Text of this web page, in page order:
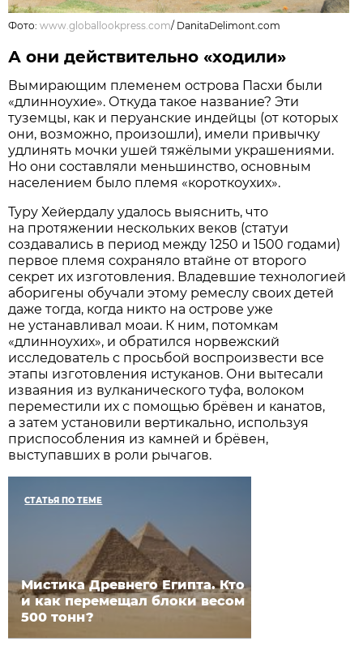
Фото:www.globallookpress.com/ DanitaDelimont.com
А они действительно «ходили»
Вымирающим племенем острова Пасхи были
«длинноухие». Откуда такое название? Эти
туземцы, как и перуанские индейцы (от которых
они, возможно, произошли), имели привычку
удлинять мочки ушей тяжёлыми украшениями.
Но они составляли меньшинство, основным
населением было племя «короткоухих».
Туру Хейердалу удалось выяснить, что
на протяжении нескольких веков (статуи
создавались в период между 1250 и 1500 годами)
первое племя сохраняло втайне от второго
секрет их изготовления. Владевшие технологией
аборигены обучали этому ремеслу своих детей
даже тогда, когда никто на острове уже
не устанавливал моаи. К ним, потомкам
«длинноухих», и обратился норвежский
исследователь с просьбой воспроизвести все
этапы изготовления истуканов. Они вытесали
изваяния из вулканического туфа, волоком
переместили их с помощью брёвен и канатов,
а затем установили вертикально, используя
приспособления из камней и брёвен,
выступавших в роли рычагов.
СТАТЬЯ ПО ТЕМЕ
Мистика Древнего Египта. Кто
и как перемещал блоки весом
500 тонн?